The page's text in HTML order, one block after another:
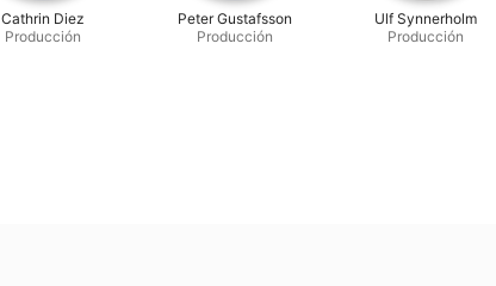
Cathrin Diez
Producción
Peter Gustafsson
Producción
Ulf Synnerholm
Producción